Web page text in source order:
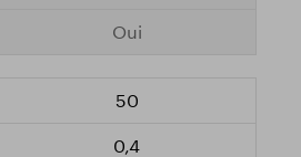
Oui
50
0,4